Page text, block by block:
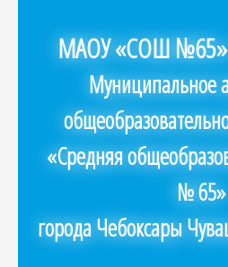
МАОУ «СОШ №65»
Муниципальное
«Средняя
№ 65»
города Чебоксары